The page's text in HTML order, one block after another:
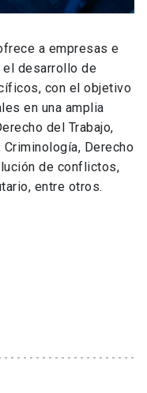
a empresas e
desarrollo de
con el objetivo
en una amplia
del Trabajo,
Derecho
de conflictos,
entre otros.